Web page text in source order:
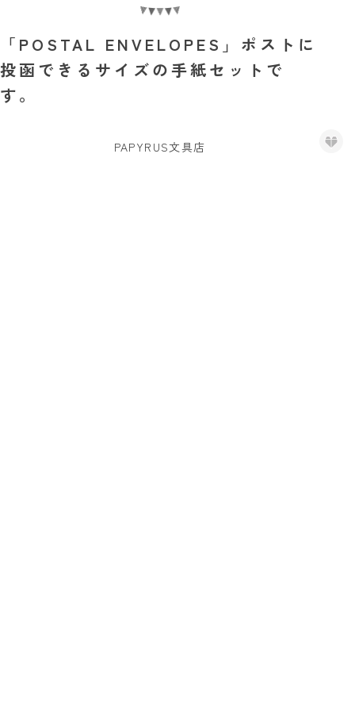
「POSTAL ENVELOPES」ポストに
投函できるサイズの手紙セットで
す。
PAPYRUS文具店